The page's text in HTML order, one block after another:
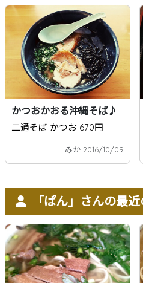
かつおかおる沖縄そば♪
二通そば かつお 670円
みか 2016/10/09
「ぱん」さんの最